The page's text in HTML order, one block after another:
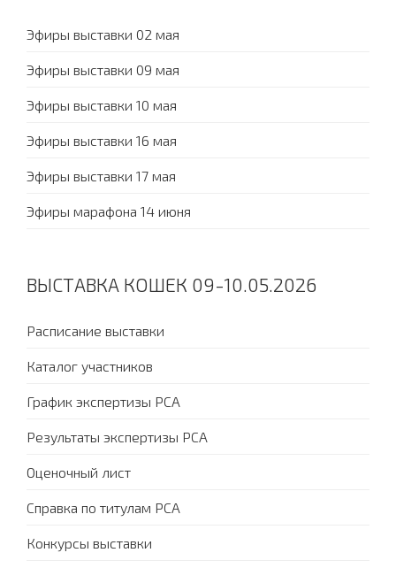
Эфиры выставки 02 мая
Эфиры выставки 09 мая
Эфиры выставки 10 мая
Эфиры выставки 16 мая
Эфиры выставки 17 мая
Эфиры марафона 14 июня
ВЫСТАВКА КОШЕК 09-10.05.2026
Расписание выставки
Каталог участников
График экспертизы PCA
Результаты экспертизы PCA
Оценочный лист
Справка по титулам PCA
Конкурсы выставки